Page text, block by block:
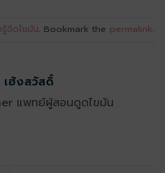
ฉีดไขมัน. Bookmark the permalink.
ฮ้งสวัสดิ์
แพทย์ผู้สอนดูดไขมัน